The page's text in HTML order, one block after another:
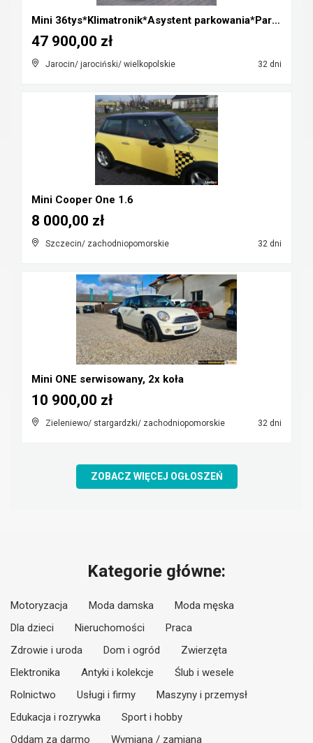
Mini 36tys*Klimatronik*Asystent parkowania*Parki p...
Jarocin/ jarociński/ wielkopolskie 32 dni
47 900,00 zł
Mini Cooper One 1.6
Szczecin/ zachodniopomorskie 32 dni
8 000,00 zł
Mini ONE serwisowany, 2x koła
Zieleniewo/ stargardzki/ zachodniopomorskie 32 dni
10 900,00 zł
ZOBACZ WIĘCEJ OGŁOSZEŃ
Kategorie główne:
Motoryzacja Moda damska
Moda męska
Dla dzieci
Nieruchomości
Praca
Zdrowie i uroda
Dom i ogród
Zwierzęta
Elektronika
Antyki i kolekcje
Ślub i wesele
Rolnictwo
Usługi i firmy
Maszyny i przemysł
Edukacja i rozrywka
Sport i hobby
Oddam za darmo
Wymiana / zamiana